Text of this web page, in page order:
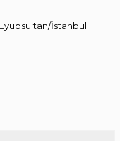
İstanbul